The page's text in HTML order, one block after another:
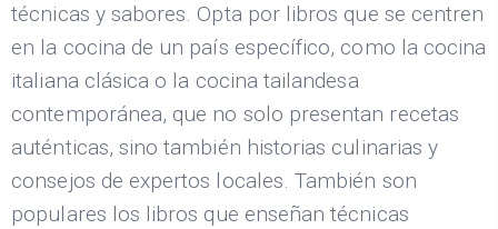
técnicas y sabores. Opta por libros que se centren
en la cocina de un país específico, como la cocina
italiana clásica o la cocina tailandesa
contemporánea, que no solo presentan recetas
auténticas, sino también historias culinarias y
consejos de expertos locales. También son
populares los libros que enseñan técnicas